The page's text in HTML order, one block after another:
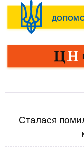
Сталася